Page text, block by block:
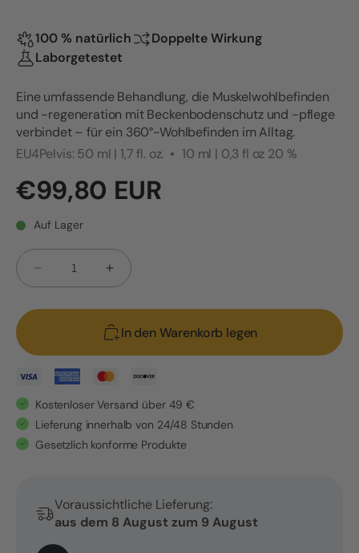
100 % natürlich
Doppelte Wirkung
Laborgetestet
Eine umfassende Behandlung, die Muskelwohlbefinden
und -regeneration mit Beckenbodenschutz und -pflege
verbindet – für ein 360°-Wohlbefinden im Alltag.
EU4Pelvis: 50 ml | 1,7 fl. oz.
10 ml | 0,3 fl oz 20 %
Normaler
Preis
€99,80 EUR
Auf Lager
Verringere
Kit
für
Gleichgewicht
und
Beckenbereich
Creme
Erhöhe
für
Kit
für
Gleichgewicht
und
Beckenbereich
+
Creme
In den Warenkorb legen
Kostenloser Versand über 49 €
Lieferung innerhalb von 24/48 Stunden
Gesetzlich konforme Produkte
Voraussichtliche Lieferung:
aus dem 8 August zum 9 August